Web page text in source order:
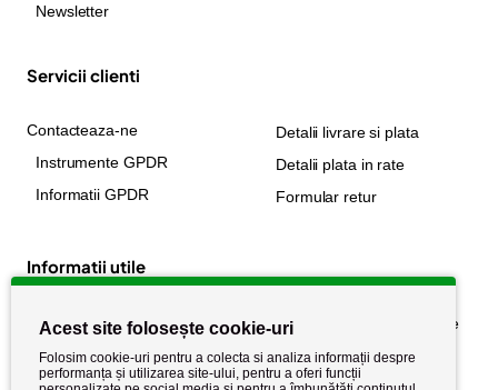
Newsletter
Servicii clienti
Contacteaza-ne
Instrumente GPDR
Informatii GPDR
Detalii livrare si plata
Detalii plata in rate
Formular retur
Informatii utile
Despre noi
Stiri si noutati
Politica de cookie
Politica de confidențialitate
Politica de retur
Acest site folosește cookie-uri
Folosim cookie-uri pentru a colecta si analiza informații despre
performanța și utilizarea site-ului, pentru a oferi funcții